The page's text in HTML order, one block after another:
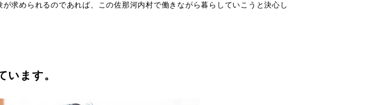
求められるのであれば、この佐那河内村で働きながら暮らしていこうと決心し
います。